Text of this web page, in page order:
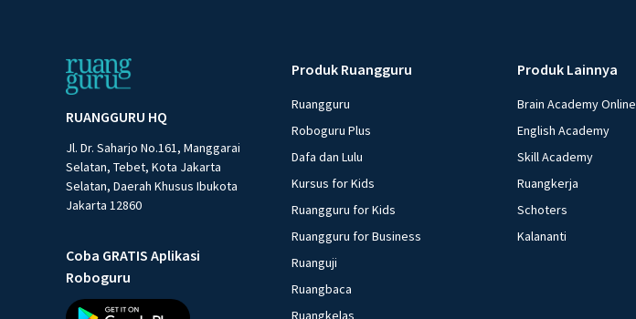
RUANGGURU HQ
Jl. Dr. Saharjo No.161, Manggarai
Selatan, Tebet, Kota Jakarta
Selatan, Daerah Khusus Ibukota
Jakarta 12860
Coba GRATIS Aplikasi
Roboguru
Produk Ruangguru
Ruangguru
Roboguru Plus
Dafa dan Lulu
Kursus for Kids
Ruangguru for Kids
Ruangguru for Business
Ruanguji
Ruangbaca
Ruangkelas
Produk Lainnya
Brain Academy Online
English Academy
Skill Academy
Ruangkerja
Schoters
Kalananti